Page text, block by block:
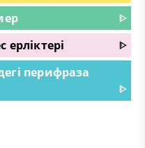
ᐈ
ᐈ
перифраза
ᐈ